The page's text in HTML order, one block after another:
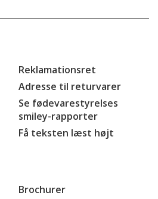
Reklamationsret
Adresse til returvarer
Se fødevarestyrelses
smiley-rapporter
Få teksten læst højt
Brochurer